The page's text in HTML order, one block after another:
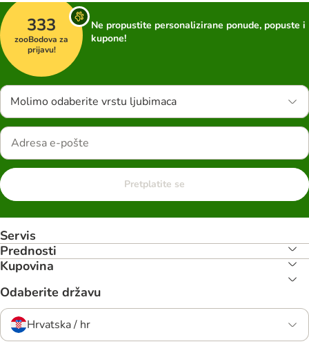
333
zooBodova za
prijavu!
Ne propustite personalizirane ponude, popuste i
kupone!
Molimo odaberite vrstu ljubimaca
Pretplatite se
Servis
Prednosti
Kupovina
Odaberite državu
Hrvatska / hr